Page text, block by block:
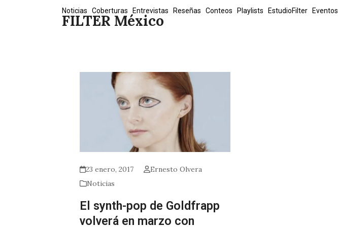
FILTER México
Noticias Coberturas Entrevistas Reseñas Conteos Playlists EstudioFilter Eventos
23 enero, 2017
Ernesto Olvera
Noticias
El synth-pop de Goldfrapp
volverá en marzo con